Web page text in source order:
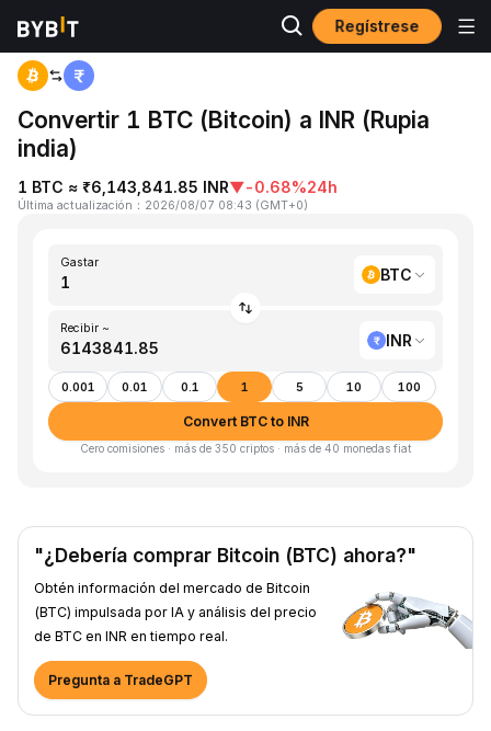
Regístrese
Inicio BTC to INR
Convertir 1 BTC (Bitcoin) a INR (Rupia
india)
1 BTC ≈ ₹6,143,841.85 INR▼-0.68%24h
Última actualización ： 2026/08/07 08:43 (GMT+0)
Gastar
BTC
Recibir ~
INR
0.001 0.01 0.1 1 5 10 100
Convert BTC to INR
Cero comisiones · más de 350 criptos · más de 40 monedas fiat
"¿Debería comprar Bitcoin (BTC) ahora?"
Obtén información del mercado de Bitcoin
(BTC) impulsada por IA y análisis del precio
de BTC en INR en tiempo real.
Pregunta a TradeGPT